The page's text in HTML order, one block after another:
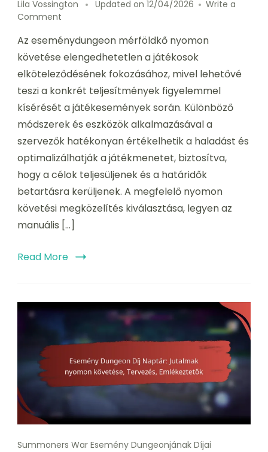
Lila Vossington Updated on 12/04/2026
Write a
Comment
Dungeon
Mérföldkő
Nyomon
követés:
Módszerek,
Eszközök,
Legjobb
gyakorlatok
Az eseménydungeon mérföldkő nyomon
követése elengedhetetlen a játékosok
elköteleződésének fokozásához, mivel lehetővé
teszi a konkrét teljesítmények figyelemmel
kísérését a játékesemények során. Különböző
módszerek és eszközök alkalmazásával a
szervezők hatékonyan értékelhetik a haladást és
optimalizálhatják a játékmenetet, biztosítva,
hogy a célok teljesüljenek és a határidők
betartásra kerüljenek. A megfelelő nyomon
követési megközelítés kiválasztása, legyen az
manuális […]
Read More
Summoners War Esemény Dungeonjának Díjai